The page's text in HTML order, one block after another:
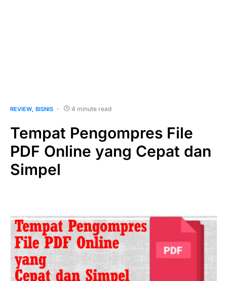
REVIEW BISNIS 4 minute read
Tempat Pengompres File
PDF Online yang Cepat dan
Simpel